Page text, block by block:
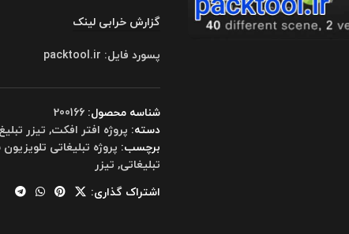
گزارش خرابی لینک
پسورد فایل: packtool.ir
شناسه محصول: 200166
دسته: پروژه افتر افکت, تیزر
برچسب: پروژه تبلیغاتی
تبلیغاتی, تیزر
اشتراک گذاری: